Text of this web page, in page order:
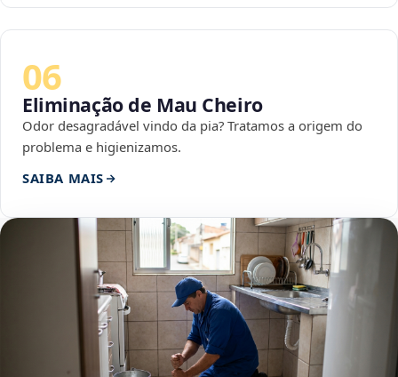
06
Eliminação de Mau Cheiro
Odor desagradável vindo da pia? Tratamos a origem do
problema e higienizamos.
SAIBA MAIS